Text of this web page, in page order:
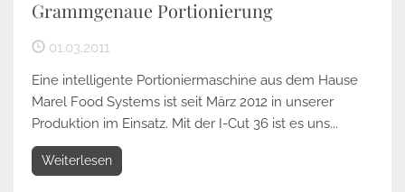
Grammgenaue Portionierung
01.03.2011
Eine intelligente Portioniermaschine aus dem Hause
Marel Food Systems ist seit März 2012 in unserer
Produktion im Einsatz. Mit der I-Cut 36 ist es uns...
Weiterlesen